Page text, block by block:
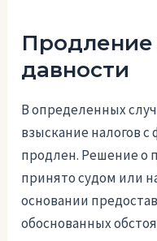
Продление
давности
В определенных
взыскание налогов
продлен. Решение о
принято судом или
основании
обоснованных